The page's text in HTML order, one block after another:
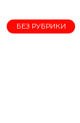
БЕЗ РУБРИКИ